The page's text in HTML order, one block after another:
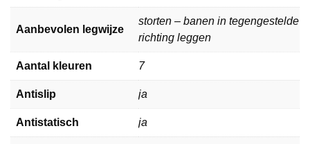
Aanbevolen legwijze
storten – banen in tegengestelde
richting leggen
Aantal kleuren 7
Antislip ja
Antistatisch ja